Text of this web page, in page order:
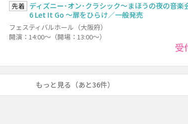
先着 ディズニー･オン･クラシック～まほうの夜の音楽
6 Let It Go ～扉をひらけ／一般発売
フェスティバルホール（大阪府）
開演：14:00～（開場：13:00～）
受
もっと見る（あと36件）